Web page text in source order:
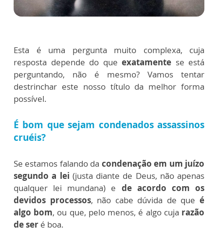
Esta é uma pergunta muito complexa, cuja
resposta depende do que exatamente se está
perguntando, não é mesmo? Vamos tentar
destrinchar este nosso título da melhor forma
possível.
É bom que sejam condenados assassinos
cruéis?
Se estamos falando da condenação em um juízo
segundo a lei (justa diante de Deus, não apenas
qualquer lei mundana) e de acordo com os
devidos processos, não cabe dúvida de queé
algo bom, ou que, pelo menos, é algo cuja razão
de ser é boa.